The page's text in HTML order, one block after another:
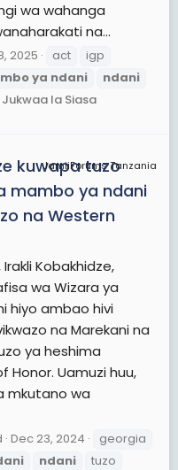
wa wahanga
na...
2025 act
igp
ya ndani
ndani
Jukwaa la Siasa
JamiiForums Tanzania
kuwapa tuzo
mambo ya ndani
na Western
Kobakhidze,
wa Wizara ya
hiyo ambao hivi
na Marekani na
ya heshima
Honor. Uamuzi huu,
mkutano wa
Dec 23, 2024
georgia
ndani
tuzo